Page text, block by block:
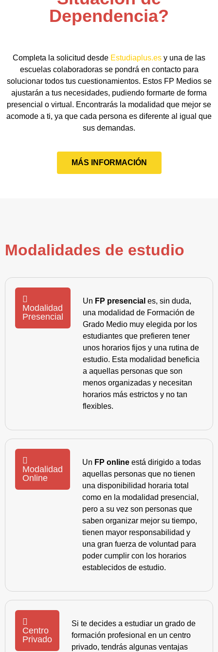
Dependencia?
Completa la solicitud desde Estudiaplus.es y una de las
escuelas colaboradoras se pondrá en contacto para
solucionar todos tus cuestionamientos. Estos FP Medios se
ajustarán a tus necesidades, pudiendo formarte de forma
presencial o virtual. Encontrarás la modalidad que mejor se
acomode a ti, ya que cada persona es diferente al igual que
sus demandas.
MÁS INFORMACIÓN
Modalidades de estudio
Modalidad
Presencial
Un FP presencial es, sin duda,
una modalidad de Formación de
Grado Medio muy elegida por los
estudiantes que prefieren tener
unos horarios fijos y una rutina de
estudio. Esta modalidad beneficia
a aquellas personas que son
menos organizadas y necesitan
horarios más estrictos y no tan
flexibles.
Modalidad
Online
Un FP online está dirigido a todas
aquellas personas que no tienen
una disponibilidad horaria total
como en la modalidad presencial,
pero a su vez son personas que
saben organizar mejor su tiempo,
tienen mayor responsabilidad y
una gran fuerza de voluntad para
poder cumplir con los horarios
establecidos de estudio.
Centro
Privado
Si te decides a estudiar un grado de
formación profesional en un centro
privado, tendrás algunas ventajas